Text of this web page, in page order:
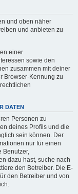
und oben näher
und anbieten zu
einer
sowie den
zusammen mit deiner
Browser-Kennung zu
DATEN
Personen zu
deines Profils und die
sein können. Der
nur für einen
Benutzer,
dazu hast, suche nach
den Betreiber. Die E-
den Betreiber und von